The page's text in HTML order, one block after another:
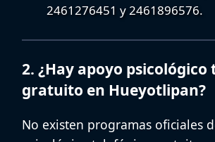
2461276451 y 2461896576.
2. ¿Hay apoyo
gratuito en Hueyotlipan?
No existen programas oficiales